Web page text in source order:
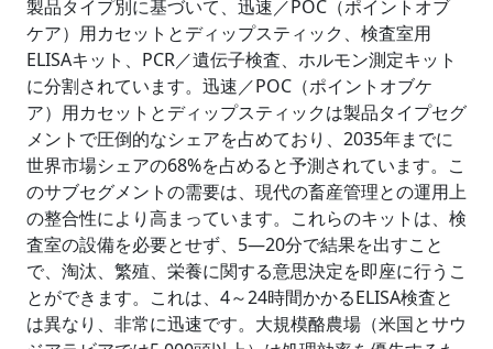
製品タイプ別に基づいて、迅速／POC（ポイントオブ
ケア）用カセットとディップスティック、検査室用
ELISAキット、PCR／遺伝子検査、ホルモン測定キット
に分割されています。迅速／POC（ポイントオブケ
ア）用カセットとディップスティックは製品タイプセグ
メントで圧倒的なシェアを占めており、2035年までに
世界市場シェアの68%を占めると予測されています。こ
のサブセグメントの需要は、現代の畜産管理との運用上
の整合性により高まっています。これらのキットは、検
査室の設備を必要とせず、5―20分で結果を出すこと
で、淘汰、繁殖、栄養に関する意思決定を即座に行うこ
とができます。これは、4～24時間かかるELISA検査と
は異なり、非常に迅速です。大規模酪農場（米国とサウ